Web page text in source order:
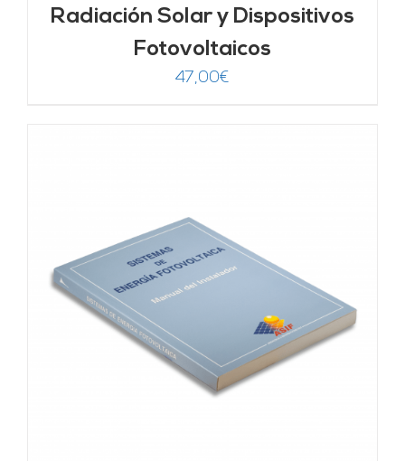
Radiación Solar y Dispositivos
Fotovoltaicos
47,00€